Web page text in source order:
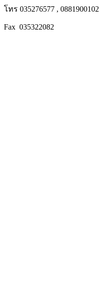
โทร 035276577 , 0881900102
Fax 035322082